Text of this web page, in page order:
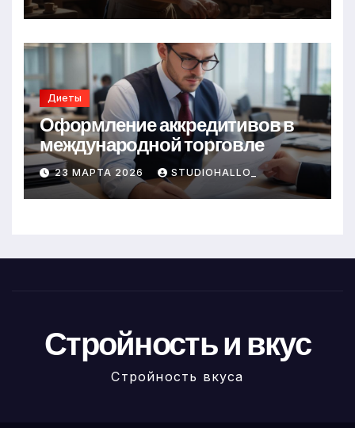
Диеты
Оформление аккредитивов в
международной торговле
23 МАРТА 2026 STUDIOHALLO_
Стройность и вкус
Стройность вкуса